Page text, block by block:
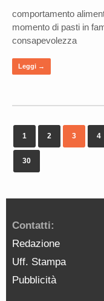
comportamento
momento di pasti in
consapevolezza
Leggi →
1 2 3 4
30
Contatti:
Redazione
Uff. Stampa
Pubblicità